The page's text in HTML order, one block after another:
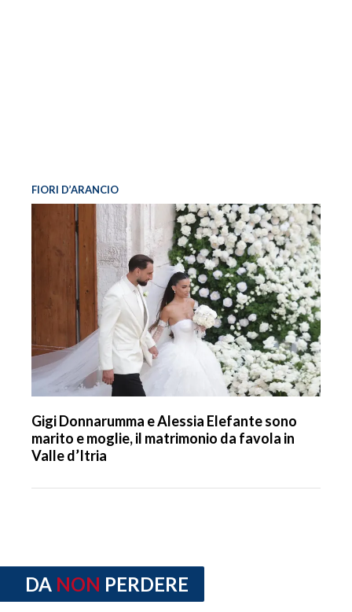
FIORI D’ARANCIO
Gigi Donnarumma e Alessia Elefante sono
marito e moglie, il matrimonio da favola in
Valle d’Itria
DA NON PERDERE